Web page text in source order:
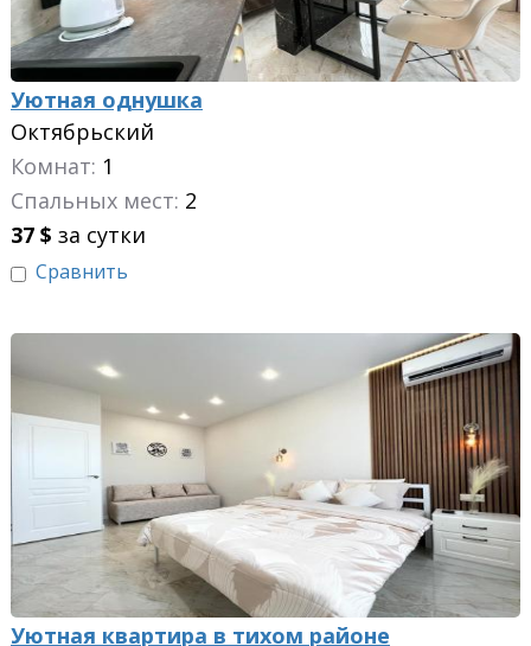
Уютная однушка
Октябрьский
Комнат: 1
Спальных мест: 2
37 $ за сутки
Сравнить
Уютная квартира в тихом районе